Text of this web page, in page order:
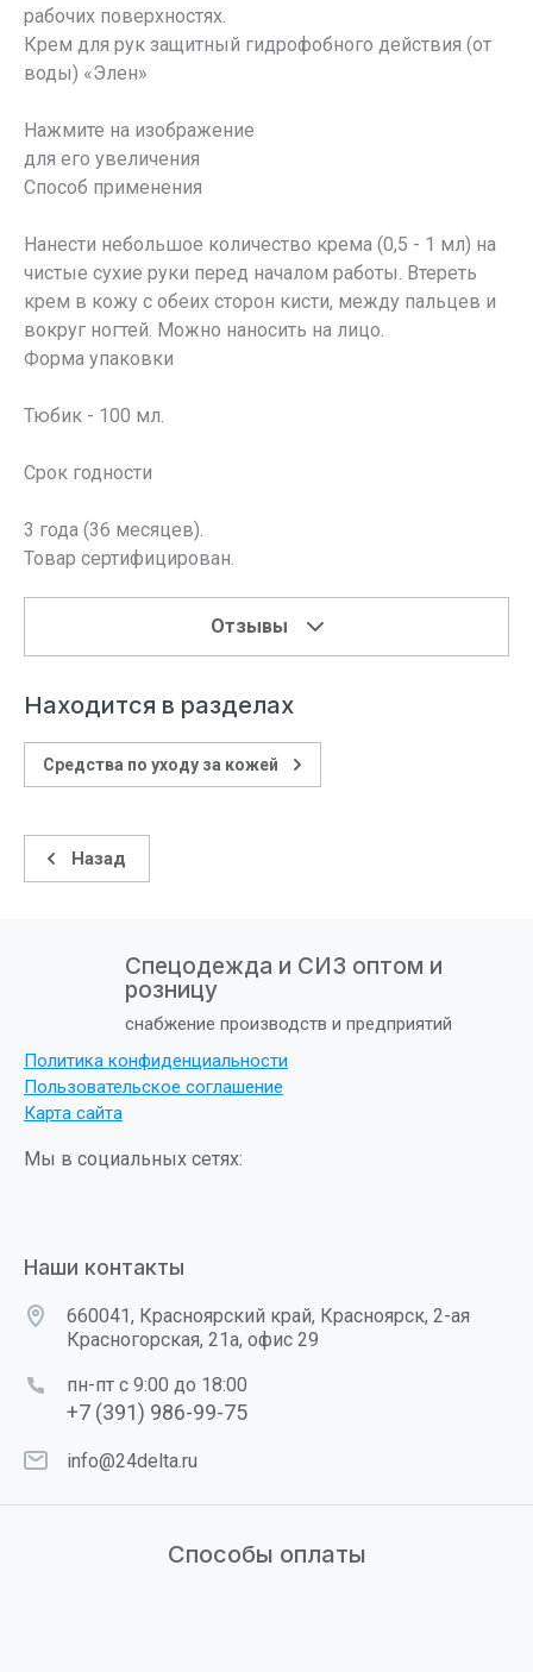
рабочих поверхностях.
Крем для рук защитный гидрофобного действия (от
воды) «Элен»
Нажмите на изображение
для его увеличения
Способ применения
Нанести небольшое количество крема (0,5 - 1 мл) на
чистые сухие руки перед началом работы. Втереть
крем в кожу с обеих сторон кисти, между пальцев и
вокруг ногтей. Можно наносить на лицо.
Форма упаковки
Тюбик - 100 мл.
Срок годности
3 года (36 месяцев).
Товар сертифицирован.
Отзывы
Находится в разделах
Средства по уходу за кожей
Назад
Спецодежда и СИЗ оптом и
розницу
снабжение производств и предприятий
Политика конфиденциальности
Пользовательское соглашение
Карта сайта
Мы в социальных сетях:
Наши контакты
660041, Красноярский край, Красноярск, 2-ая
Красногорская, 21а, офис 29
пн-пт с 9:00 до 18:00
+7 (391) 986-99-75
info@24delta.ru
Способы оплаты